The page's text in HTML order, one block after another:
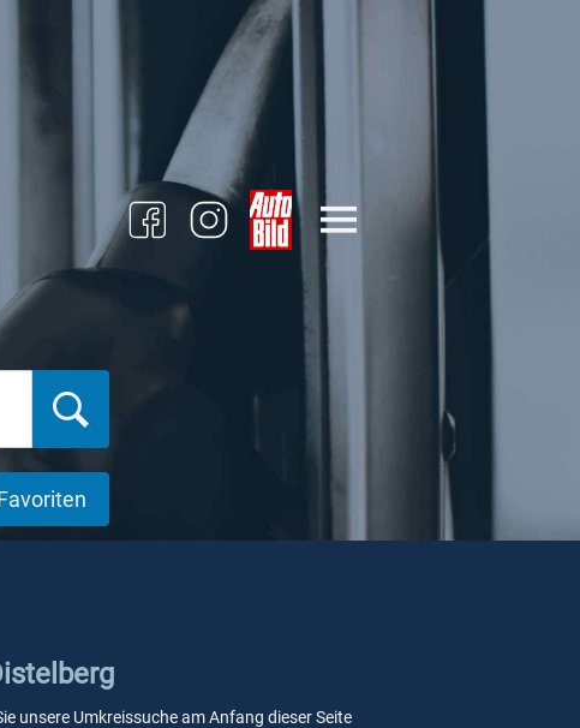
unsere Umkreissuche am Anfang dieser Seite